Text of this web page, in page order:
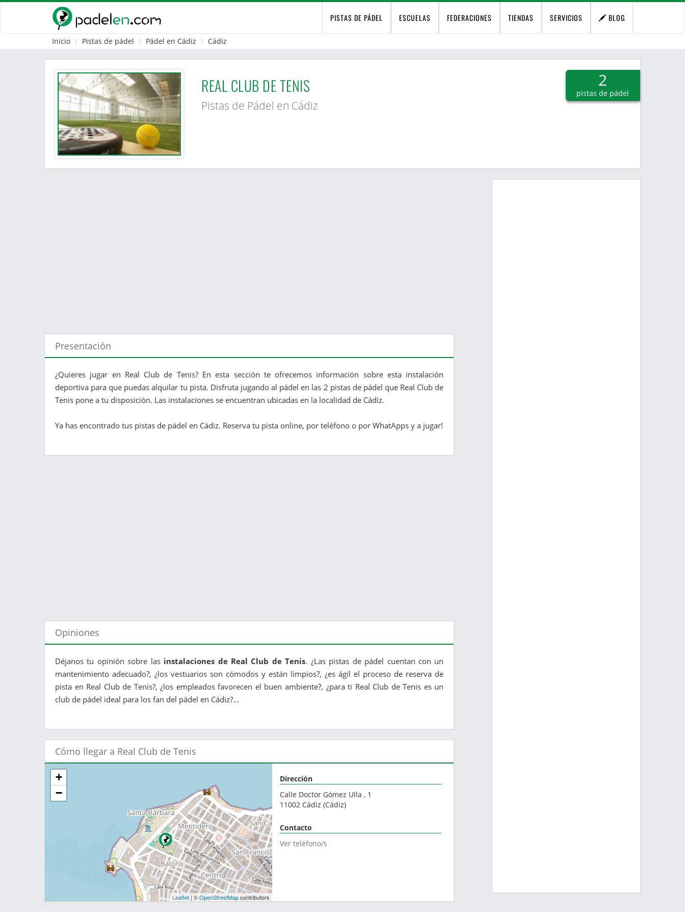
PISTAS DE PÁDEL ESCUELAS FEDERACIONES TIENDAS SERVICIOS BLOG
Inicio Pistas de pádel Pádel en Cádiz Cádiz
REAL CLUB DE TENIS
Pistas de Pádel en Cádiz
2
pistas de pádel
Presentación
¿Quieres jugar en Real Club de Tenis? En esta sección te ofrecemos información sobre esta instalación
deportiva para que puedas alquilar tu pista. Disfruta jugando al pádel en las 2 pistas de pádel que Real Club de
Tenis pone a tu disposición. Las instalaciones se encuentran ubicadas en la localidad de Cádiz.
Ya has encontrado tus pistas de pádel en Cádiz. Reserva tu pista online, por teléfono o por WhatApps y a jugar!
Opiniones
Déjanos tu opinión sobre las instalaciones de Real Club de Tenis. ¿Las pistas de pádel cuentan con un
mantenimiento adecuado?, ¿los vestuarios son cómodos y están limpios?, ¿es ágil el proceso de reserva de
pista en Real Club de Tenis?, ¿los empleados favorecen el buen ambiente?, ¿para ti Real Club de Tenis es un
club de pádel ideal para los fan del pádel en Cádiz?...
Cómo llegar a Real Club de Tenis
+
−
Leaflet| ©OpenStreetMapcontributors
Dirección
Calle Doctor Gómez Ulla , 1
11002 Cádiz (Cádiz)
Contacto
Ver teléfono/s